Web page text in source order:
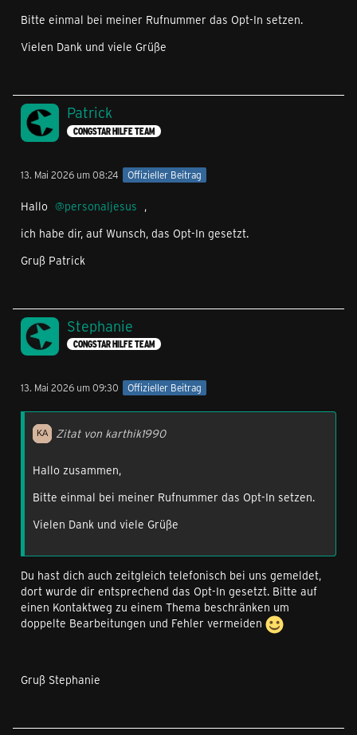
Bitte einmal bei meiner Rufnummer das Opt-In setzen.
Vielen Dank und viele Grüße
Patrick
CONGSTAR HILFE TEAM
13. Mai 2026 um 08:24 Offizieller Beitrag
Hallo personaljesus ,
ich habe dir, auf Wunsch, das Opt-In gesetzt.
Gruß Patrick
Stephanie
CONGSTAR HILFE TEAM
13. Mai 2026 um 09:30 Offizieller Beitrag
Zitat von karthik1990
Hallo zusammen,
Bitte einmal bei meiner Rufnummer das Opt-In setzen.
Vielen Dank und viele Grüße
Du hast dich auch zeitgleich telefonisch bei uns gemeldet,
dort wurde dir entsprechend das Opt-In gesetzt. Bitte auf
einen Kontaktweg zu einem Thema beschränken um
doppelte Bearbeitungen und Fehler vermeiden
Gruß Stephanie